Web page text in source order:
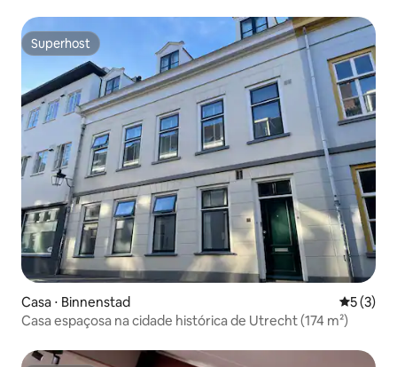
Superhost
Superhost
Casa ⋅ Binnenstad 5 de
5 (3)
Casa espaçosa na cidade histórica de Utrecht (174 m²)